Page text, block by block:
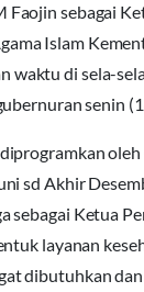
Faojin sebagai
Islam
waktu di sela-
senin
sd Akhir
sebagai Ketua
layanan
dibutuhkan